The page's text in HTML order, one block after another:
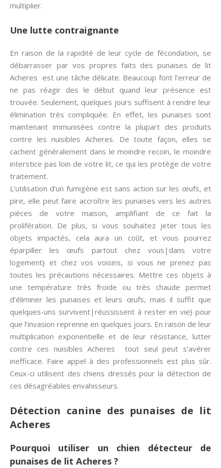
multiplier.
Une lutte contraignante
En raison de la rapidité de leur cycle de fécondation, se
débarrasser par vos propres faits des punaises de lit
Acheres est une tâche délicate. Beaucoup font l’erreur de
ne pas réagir des le début quand leur présence est
trouvée. Seulement, quelques jours suffisent à rendre leur
élimination très compliquée. En effet, les punaises sont
maintenant immunisées contre la plupart des produits
contre les nuisibles Acheres. De toute façon, elles se
cachent généralement dans le moindre recoin, le moindre
interstice pas loin de votre lit, ce qui les protège de votre
traitement.
L’utilisation d’un fumigène est sans action sur les œufs, et
pire, elle peut faire accroître les punaises vers les autres
pièces de votre maison, amplifiant de ce fait la
prolifération. De plus, si vous souhaitez jeter tous les
objets impactés, cela aura un coût, et vous pourrez
éparpiller les œufs partout chez vous|dans votre
logement} et chez vos voisins, si vous ne prenez pas
toutes les précautions nécessaires. Mettre ces objets à
une température très froide ou très chaude permet
d’éliminer les punaises et leurs œufs, mais il suffit que
quelques-uns survivent|réussissent à rester en vie} pour
que l’invasion reprenne en quelques jours. En raison de leur
multiplication exponentielle et de leur résistance, lutter
contre ces nuisibles Acheres tout seul peut s’avérer
inefficace. Faire appel à des professionnels est plus sûr.
Ceux-ci utilisent des chiens dressés pour la détection de
ces désagréables envahisseurs.
Détection canine des punaises de lit
Acheres
Pourquoi utiliser un chien détecteur de
punaises de lit Acheres ?